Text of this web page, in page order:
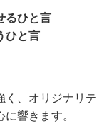
るひと言
ひと言
、オリジナリテ
響きます。